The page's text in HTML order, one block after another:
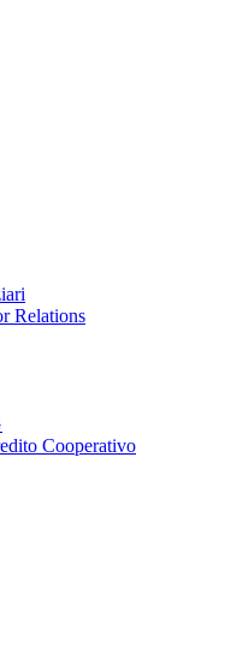
Relations
Cooperativo